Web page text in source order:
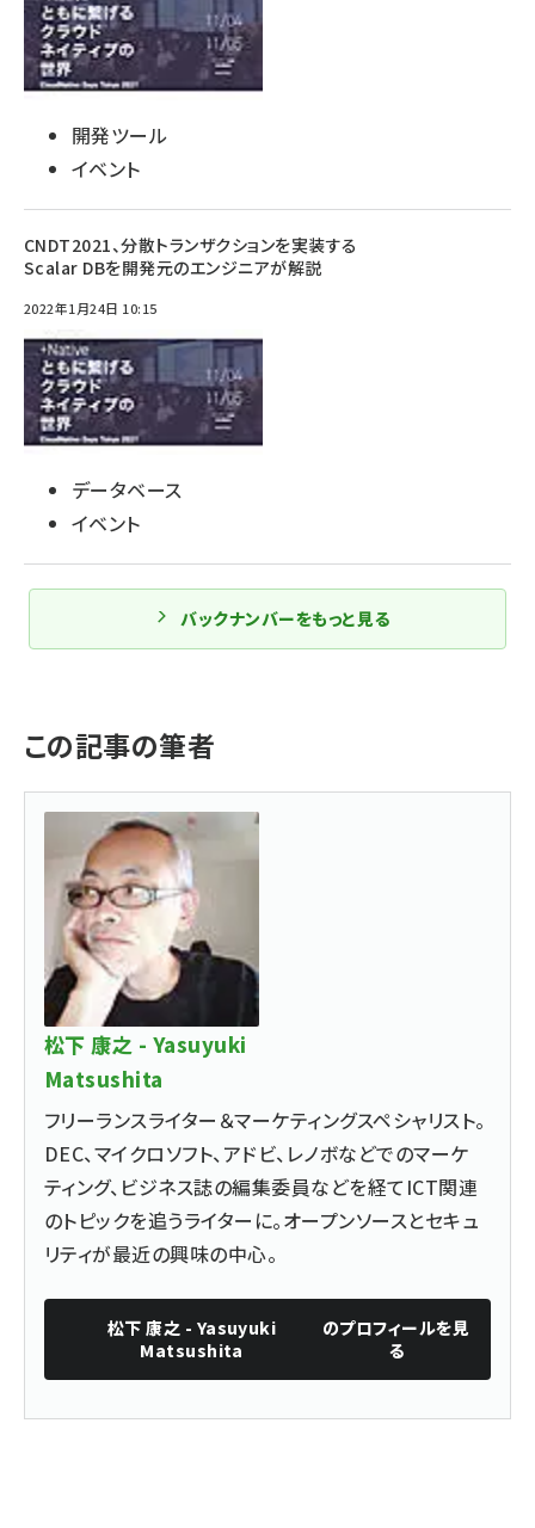
開発ツール
イベント
CNDT2021、分散トランザクションを実装する
Scalar DBを開発元のエンジニアが解説
2022年1月24日 10:15
データベース
イベント
バックナンバーをもっと見る
この記事の筆者
松下 康之 - Yasuyuki
Matsushita
フリーランスライター＆マーケティングスペシャリスト。
DEC、マイクロソフト、アドビ、レノボなどでのマーケ
ティング、ビジネス誌の編集委員などを経てICT関連
のトピックを追うライターに。オープンソースとセキュ
リティが最近の興味の中心。
松下 康之 - Yasuyuki
Matsushita
のプロフィールを見
る